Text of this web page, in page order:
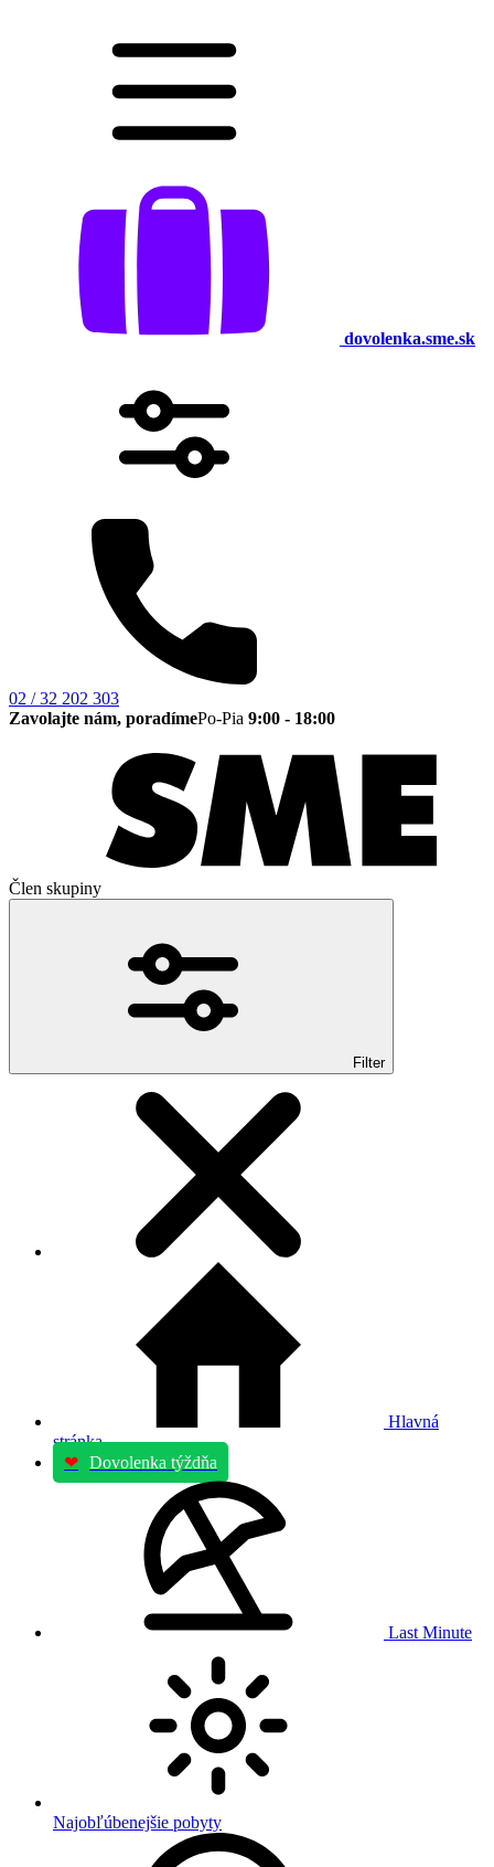
dovolenka.sme.sk
02 / 32 202 303
Zavolajte nám, poradímePo-Pia 9:00 - 18:00
Člen skupiny
Filter
Hlavná
stránka
❤ Dovolenka týždňa
Last Minute
Najobľúbenejšie pobyty